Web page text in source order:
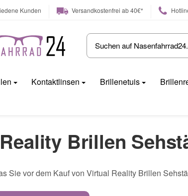
Kunden Versandkostenfrei ab 40€*
Kontaktlinsen Brillenetuis
Brillen
Sie vor dem Kauf von Virtual Reality Brillen